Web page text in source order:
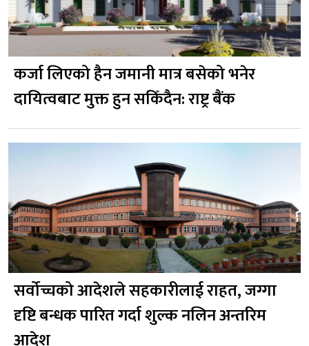
कर्जा लिएको हैन जमानी मात्र बसेको भनेर
दायित्वबाट मुक्त हुन सकिँदैन: राष्ट्र बैंक
सर्वोच्चको आदेशले सहकारीलाई राहत, जग्गा
दृष्टि बन्धक पारित गर्दा शुल्क नलिन अन्तरिम
आदेश